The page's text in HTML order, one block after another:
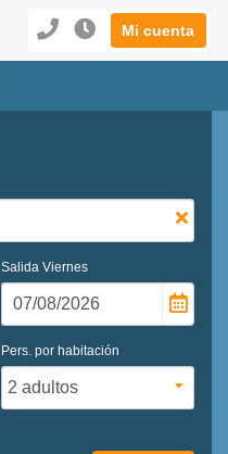
Mi cuenta
Salida Viernes
Pers. por habitación